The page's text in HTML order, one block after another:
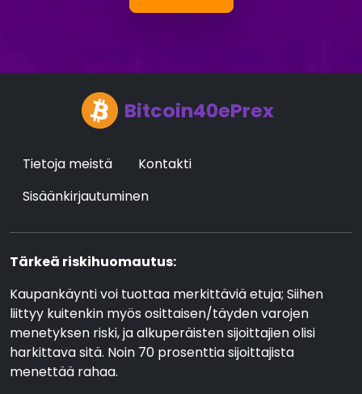
Bitcoin40ePrex
Tietoja meistä
Kontakti
Sisäänkirjautuminen
Tärkeä riskihuomautus:
Kaupankäynti voi tuottaa merkittäviä etuja; Siihen
liittyy kuitenkin myös osittaisen/täyden varojen
menetyksen riski, ja alkuperäisten sijoittajien olisi
harkittava sitä. Noin 70 prosenttia sijoittajista
menettää rahaa.